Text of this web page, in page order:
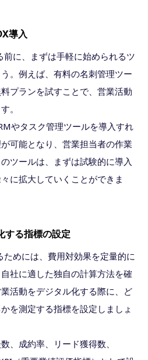
導入
に、まずは手軽に始められるツ
。例えば、有料の名刺管理ツー
プランを試すことで、営業活動
。
やタスク管理ツールを導入すれ
可能となり、営業担当者の作業
ツールは、まずは試験的に導入
に拡大していくことができま
る指標の設定
めには、費用対効果を定量的に
社に適した独自の計算方法を確
活動をデジタル化する際に、ど
を測定する指標を設定しましょ
、成約率、リード獲得数、